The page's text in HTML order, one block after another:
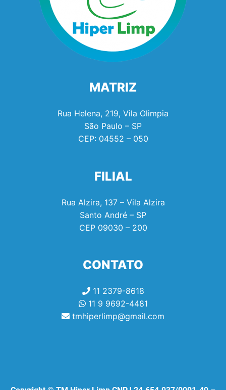
MATRIZ
Rua Helena, 219, Vila Olimpia
São Paulo – SP
CEP: 04552 – 050
FILIAL
Rua Alzira, 137 – Vila Alzira
Santo André – SP
CEP 09030 – 200
CONTATO
11 2379-8618
11 9 9692-4481
tmhiperlimp@gmail.com